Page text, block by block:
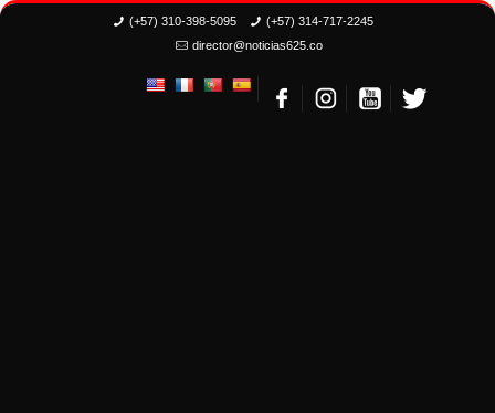
(+57) 310-398-5095
(+57) 314-717-2245
director@noticias625.co